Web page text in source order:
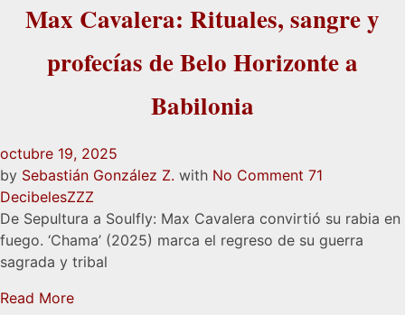
Max Cavalera: Rituales, sangre y
profecías de Belo Horizonte a
Babilonia
octubre 19, 2025
by Sebastián González Z. with No Comment 71
DecibelesZZZ
De Sepultura a Soulfly: Max Cavalera convirtió su rabia en
fuego. ‘Chama’ (2025) marca el regreso de su guerra
sagrada y tribal
Read More